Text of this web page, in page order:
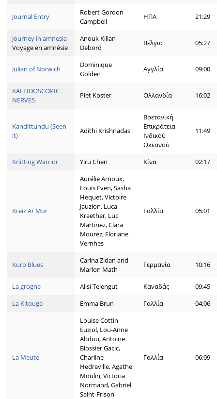
Journal Entry
Robert Gordon
Campbell
ΗΠΑ 21:29
Journey in amnesia
Voyage en amnésie
Anouk Kilian-
Debord
Βέλγιο 05:27
Julian of Norwich
Dominique
Golden
Αγγλία 09:00
KALEIDOSCOPIC
NERVES
Piet Koster Ολλανδία 16:02
Kandittundu (Seen
it)
Adithi Krishnadas
Βρετανική
Επικράτεια
Ινδικού
Ωκεανού
11:49
Knitting Warrior Yiru Chen Κίνα 02:17
Kreiz Ar Mor
Aurélie Arnoux,
Louis Even, Sasha
Hequet, Victoire
Jauzion, Luca
Kraether, Luc
Martinez, Clara
Mourez, Floriane
Vernhes
Γαλλία 05:01
Kuro Blues
Carina Zidan and
Marlon Math
Γερμανία 10:16
La grogne Alisi Telengut Καναδάς
09:45
La Kitouge
Emma Brun Γαλλία 04:06
La Meute
Louise Cottin-
Euziol, Lou-Anne
Abdou, Antoine
Blossier Gacic,
Charline
Hedreville, Agathe
Moulin, Victoria
Normand, Gabriel
Saint-Frison
Γαλλία 06:09